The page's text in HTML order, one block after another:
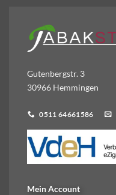
Gutenbergstr. 3
30966 Hemmingen
0511 64661586
Mein Account